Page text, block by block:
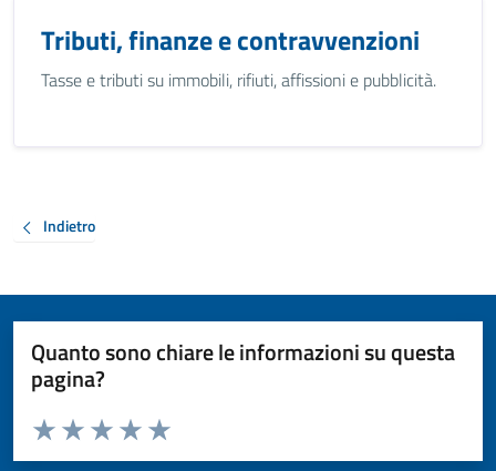
Tributi, finanze e contravvenzioni
Tasse e tributi su immobili, rifiuti, affissioni e pubblicità.
Indietro
Quanto sono chiare le informazioni su questa
pagina?
Valuta da 1 a 5 stelle la pagina
Valuta 5 stelle su 5
Valuta 4 stelle su 5
Valuta 3 stelle su 5
Valuta 2 stelle su 5
Valuta 1 stelle su 5